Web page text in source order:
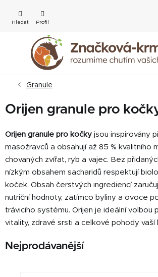
obsah
Granule
Orijen granule pro
Orijen granule pro kočky jsou inspirovány
masožravců a obsahují až 85 % kvalitního
chovaných zvířat, ryb a vajec. Bez
nízkým obsahem sacharidů respektují
koček. Obsah čerstvých ingrediencí
nutriční hodnoty, zatímco byliny a ovoce
trávicího systému. Orijen je ideální volbou
vitality, zdravé srsti a celkové pohody vaší
Nejprodávanější